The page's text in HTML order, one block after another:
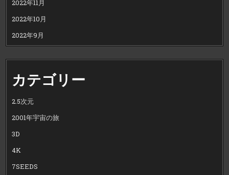
2022年11月
2022年10月
2022年9月
カテゴリー
2.5次元
2001年宇宙の旅
3D
4K
7SEEDS